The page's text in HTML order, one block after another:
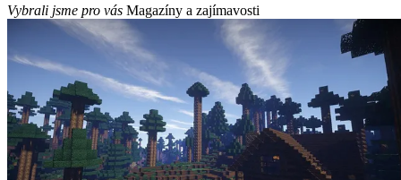
Vybrali jsme pro vás Magazíny a zajímavosti